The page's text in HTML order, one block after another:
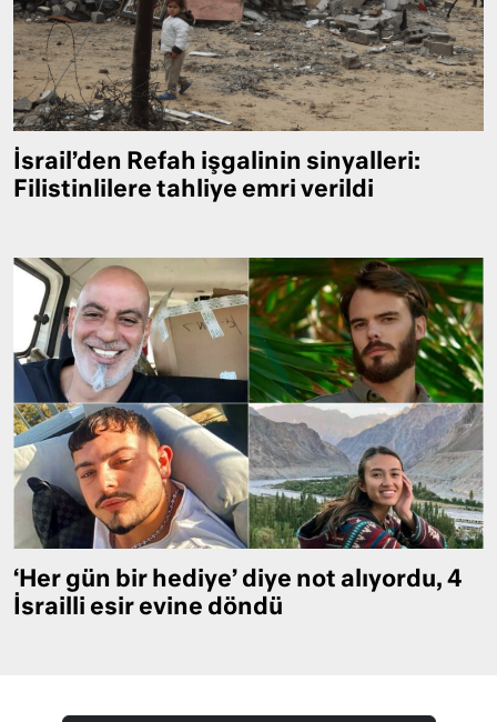
İsrail’den Refah işgalinin sinyalleri:
Filistinlilere tahliye emri verildi
‘Her gün bir hediye’ diye not alıyordu, 4
İsrailli esir evine döndü